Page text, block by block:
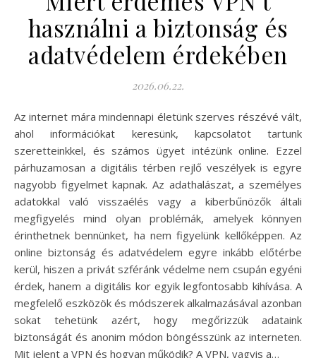
használni a biztonság és
adatvédelem érdekében
2026.06.22.
Az internet mára mindennapi életünk szerves részévé vált,
ahol információkat keresünk, kapcsolatot tartunk
szeretteinkkel, és számos ügyet intézünk online. Ezzel
párhuzamosan a digitális térben rejlő veszélyek is egyre
nagyobb figyelmet kapnak. Az adathalászat, a személyes
adatokkal való visszaélés vagy a kiberbűnözők általi
megfigyelés mind olyan problémák, amelyek könnyen
érinthetnek bennünket, ha nem figyelünk kellőképpen. Az
online biztonság és adatvédelem egyre inkább előtérbe
kerül, hiszen a privát szféránk védelme nem csupán egyéni
érdek, hanem a digitális kor egyik legfontosabb kihívása. A
megfelelő eszközök és módszerek alkalmazásával azonban
sokat tehetünk azért, hogy megőrizzük adataink
biztonságát és anonim módon böngésszünk az interneten.
Mit jelent a VPN és hogyan működik? A VPN, vagyis a…